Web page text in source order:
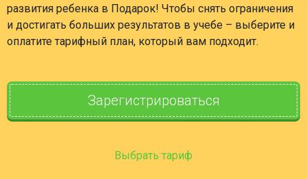
развития ребенка в Подарок! Чтобы снять ограничения
и достигать больших результатов в учебе – выберите и
оплатите тарифный план, который вам подходит.
Зарегистрироваться
Выбрать тариф